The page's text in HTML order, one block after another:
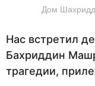
Дом
Нас встретил
Бахриддин
трагедии,